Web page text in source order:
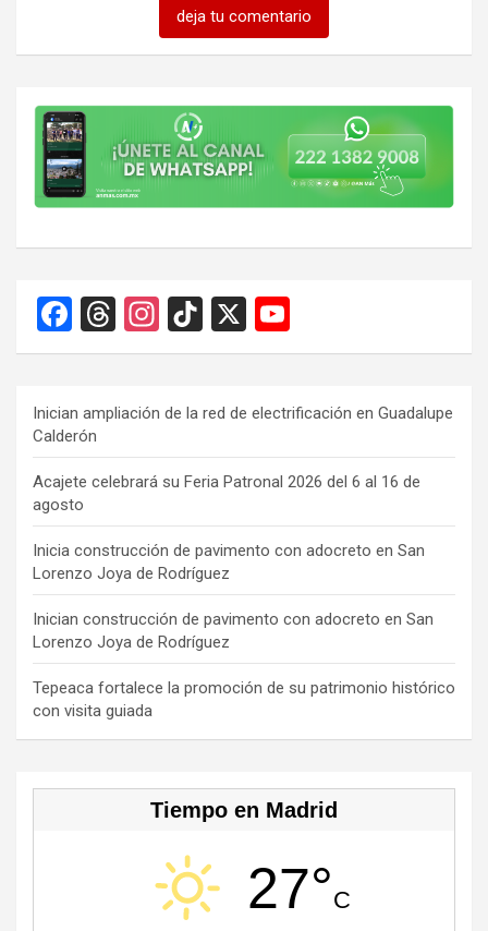
deja tu comentario
F
a
b
o
o
k
T
hr
a
d
s
In
st
gr
a
m
Ti
k
o
k
X
o
T
u
b
e
C
h
a
n
n
el
Inician ampliación de la red de electrificación en Guadalupe
Calderón
Acajete celebrará su Feria Patronal 2026 del 6 al 16 de
agosto
Inicia construcción de pavimento con adocreto en San
Lorenzo Joya de Rodríguez
Inician construcción de pavimento con adocreto en San
Lorenzo Joya de Rodríguez
Tepeaca fortalece la promoción de su patrimonio histórico
con visita guiada
Tiempo en Madrid
27°C